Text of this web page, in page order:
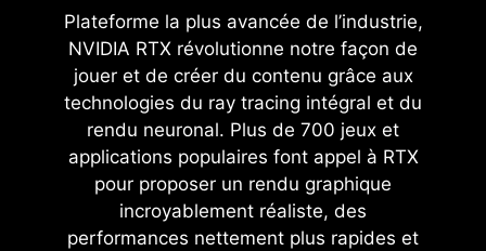
Plateforme la plus avancée de l’industrie,
NVIDIA RTX révolutionne notre façon de
jouer et de créer du contenu grâce aux
technologies du ray tracing intégral et du
rendu neuronal. Plus de 700 jeux et
applications populaires font appel à RTX
pour proposer un rendu graphique
incroyablement réaliste, des
performances nettement plus rapides et